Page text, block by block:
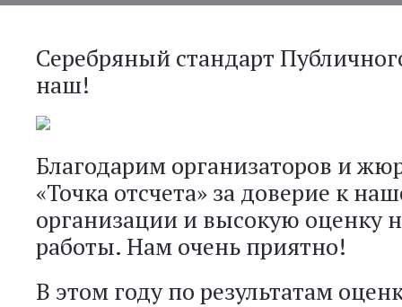
Серебряный стандарт
наш!
Благодарим организаторов и
«Точка отсчета» за доверие к
организации и высокую оценку
работы. Нам очень приятно!
В этом году по результатам